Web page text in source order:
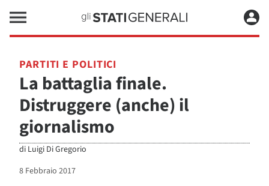
PARTITI E POLITICI
La battaglia finale.
Distruggere (anche) il
giornalismo
di Luigi Di Gregorio
8 Febbraio 2017